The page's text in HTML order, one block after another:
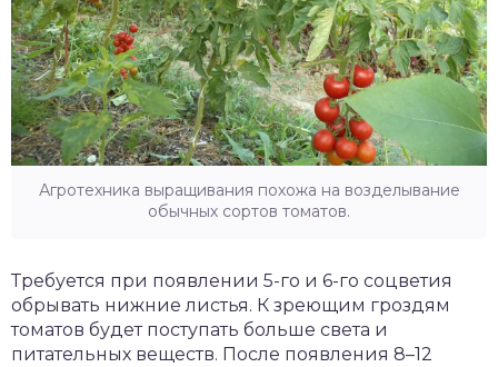
Агротехника выращивания похожа на возделывание
обычных сортов томатов.
Требуется при появлении 5-го и 6-го соцветия
обрывать нижние листья. К зреющим гроздям
томатов будет поступать больше света и
питательных веществ. После появления 8–12